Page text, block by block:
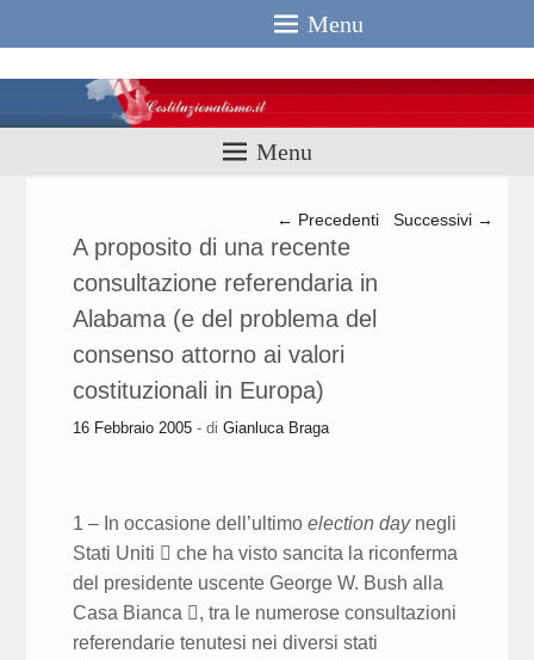
Menu
Menu
Navigazione articolo
← Precedenti Successivi →
A proposito di una recente
consultazione referendaria in
Alabama (e del problema del
consenso attorno ai valori
costituzionali in Europa)
16 Febbraio 2005 - di Gianluca Braga
1 – In occasione dell’ultimoelection daynegli
Stati Uniti  che ha visto sancita la riconferma
del presidente uscente George W. Bush alla
Casa Bianca , tra le numerose consultazioni
referendarie tenutesi nei diversi stati